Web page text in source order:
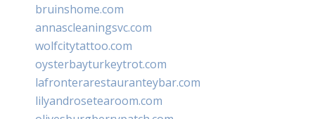
bruinshome.com
annascleaningsvc.com
wolfcitytattoo.com
oysterbayturkeytrot.com
lafronterarestauranteybar.com
lilyandrosetearoom.com